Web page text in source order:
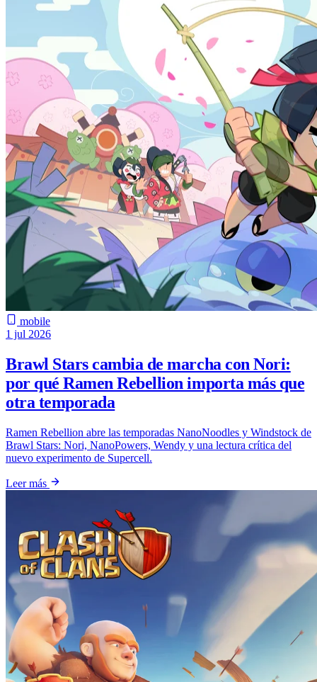
mobile
1 jul 2026
Brawl Stars cambia de marcha con Nori:
por qué Ramen Rebellion importa más que
otra temporada
Ramen Rebellion abre las temporadas NanoNoodles y Windstock de
Brawl Stars: Nori, NanoPowers, Wendy y una lectura crítica del
nuevo experimento de Supercell.
Leer más